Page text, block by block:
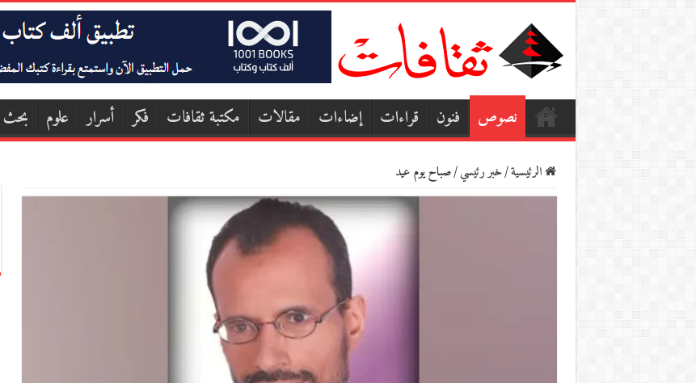
نصوص فنون قراءات إضاءات مقالات مكتبة ثقافات فكر أسرار علوم بحث
الرئيسية/خبر رئيسي/صباح يوم عيد